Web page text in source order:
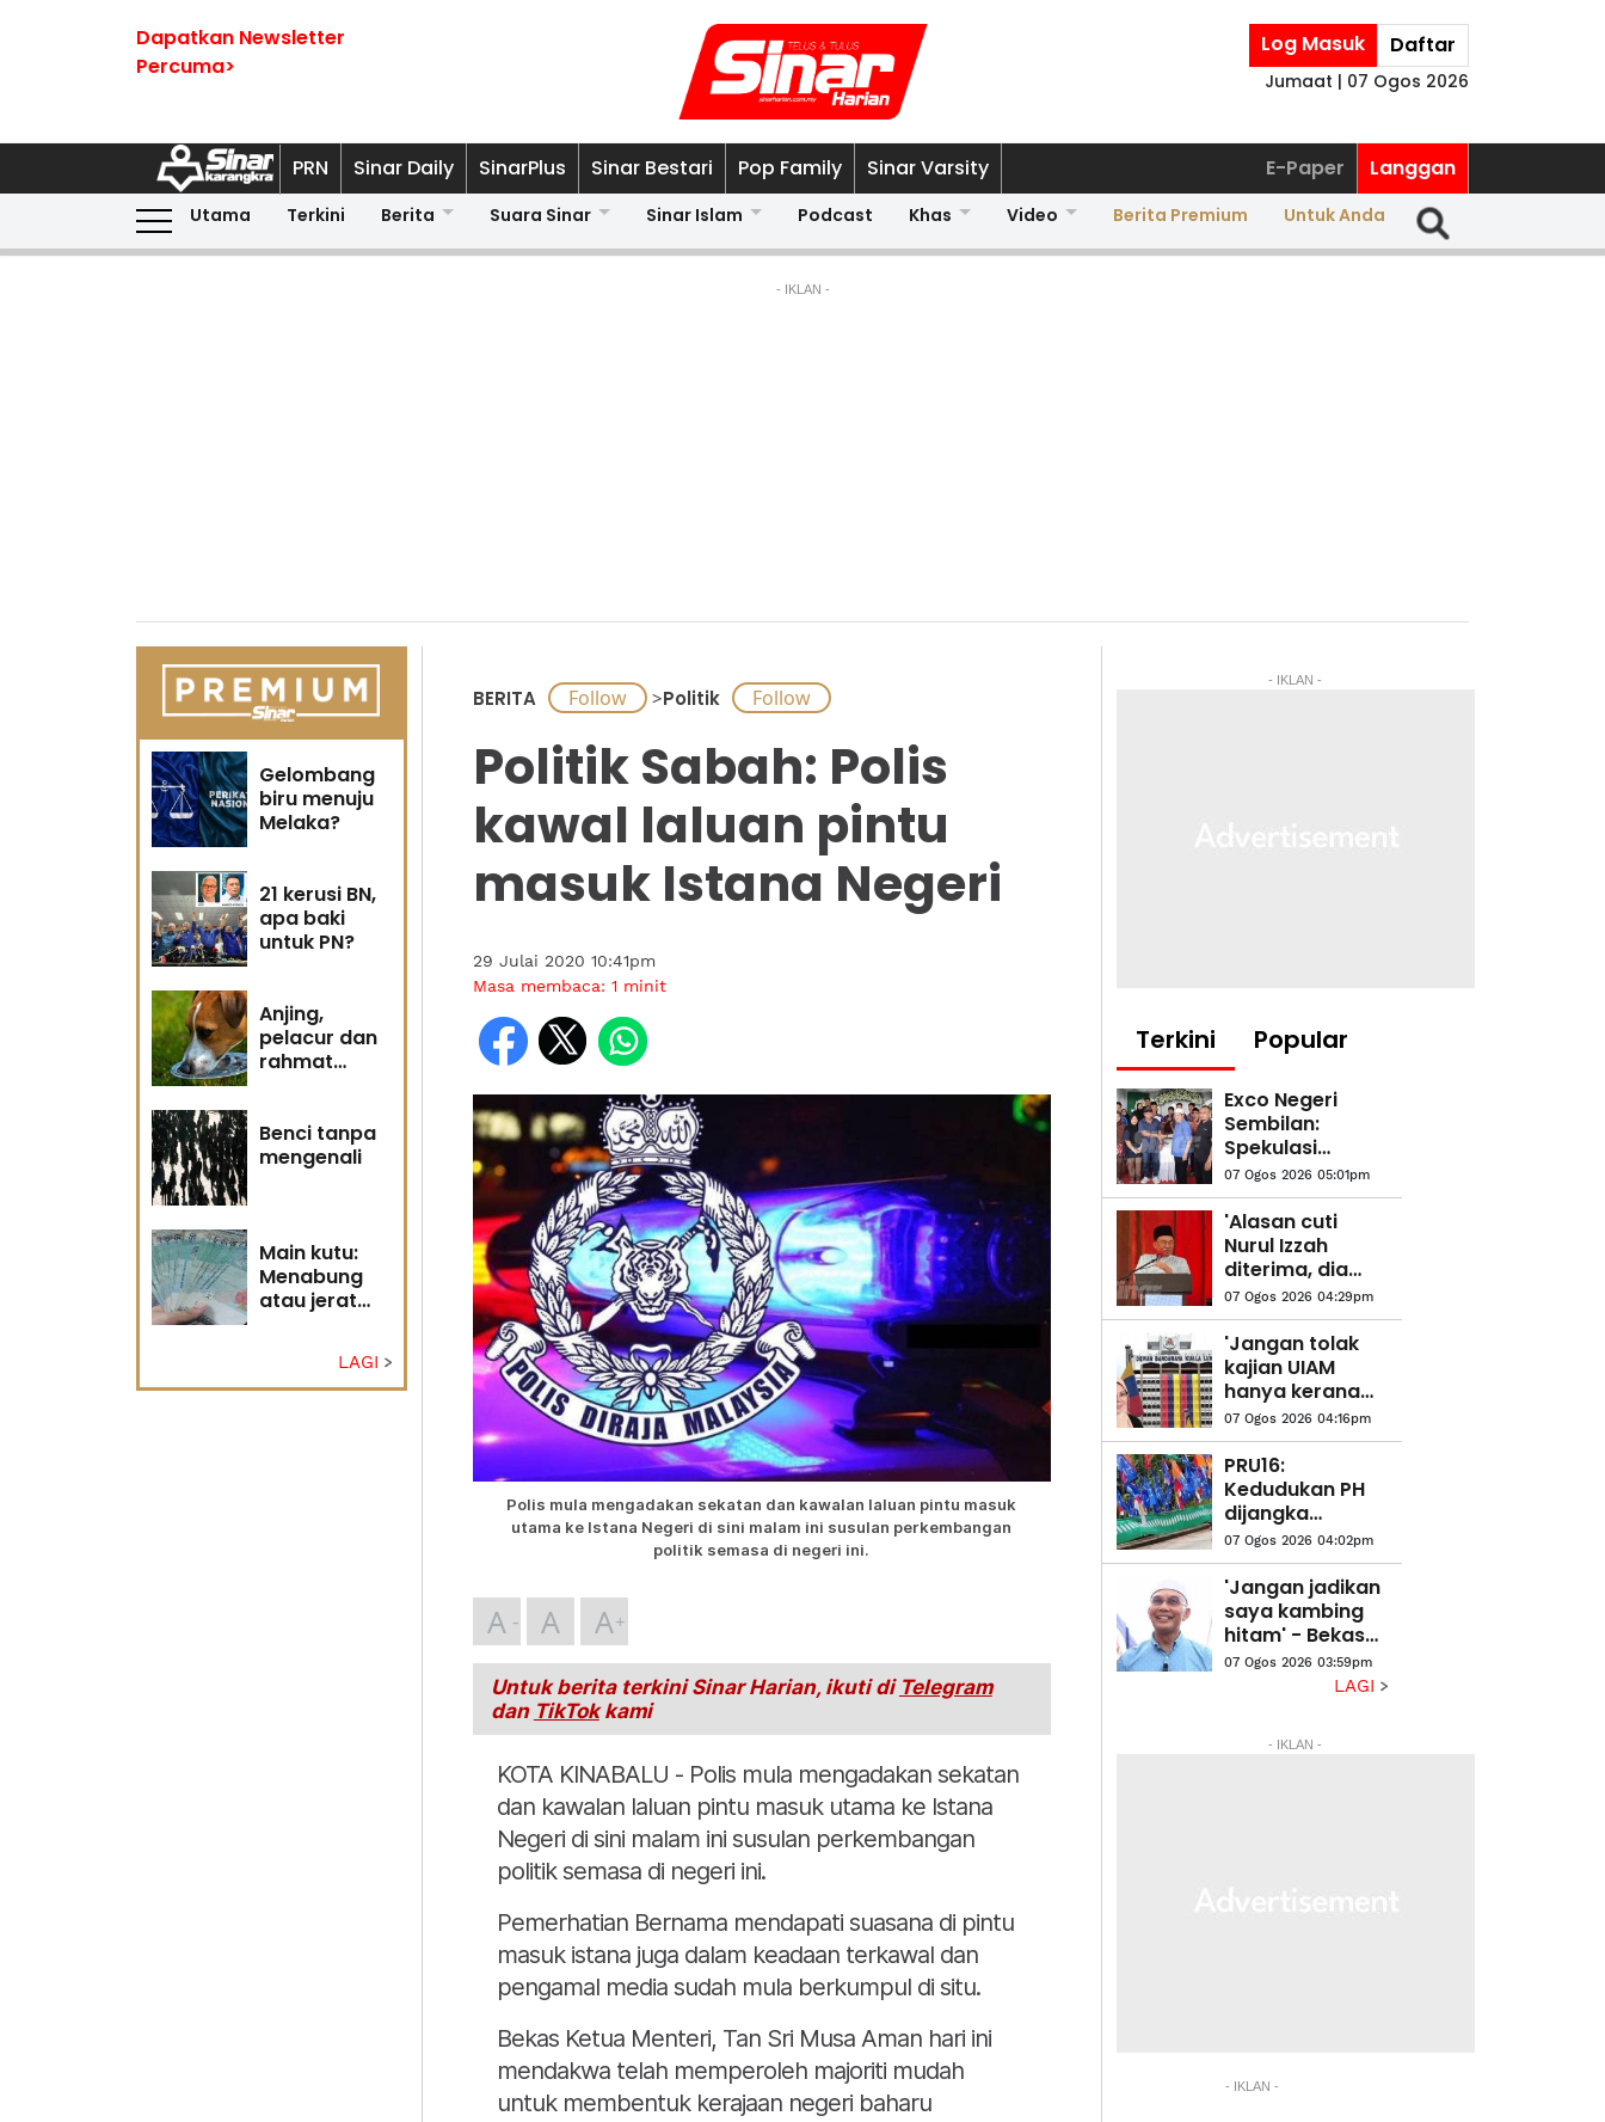
Dapatkan Newsletter
Percuma>
Log Masuk Daftar
Jumaat | 07 Ogos 2026
PRN Sinar Daily SinarPlus Sinar Bestari Pop Family Sinar Varsity E-Paper Langgan
Utama Terkini Berita Suara Sinar Sinar Islam Podcast Khas Video Berita Premium Untuk Anda
- IKLAN -
Gelombang
biru menuju
Melaka?
21 kerusi BN,
apa baki
untuk PN?
Anjing,
pelacur dan
rahmat
Benci tanpa
mengenali
Main kutu:
Menabung
atau jerat
LAGI
BERITA >Politik
Politik Sabah: Polis
kawal laluan pintu
masuk Istana Negeri
29 Julai 2020 10:41pm
Masa membaca: 1 minit
Polis mula mengadakan sekatan dan kawalan laluan pintu masuk
utama ke Istana Negeri di sini malam ini susulan perkembangan
politik semasa di negeri ini.
A A A
Untuk berita terkini Sinar Harian, ikuti di Telegram
dan TikTokkami
KOTA KINABALU - Polis mula mengadakan sekatan
dan kawalan laluan pintu masuk utama ke Istana
Negeri di sini malam ini susulan perkembangan
politik semasa di negeri ini.
Pemerhatian Bernama mendapati suasana di pintu
masuk istana juga dalam keadaan terkawal dan
pengamal media sudah mula berkumpul di situ.
Bekas Ketua Menteri, Tan Sri Musa Aman hari ini
mendakwa telah memperoleh majoriti mudah
untuk membentuk kerajaan negeri baharu
- IKLAN -
Terkini Popular
Exco Negeri
Sembilan:
Spekulasi
terjawab, tiada
wakil PH atau
Bersatu -
Ahmad Maslan
07 Ogos 2026 05:01pm
'Alasan cuti
Nurul Izzah
diterima, dia
masih aktif
dalam parti' -
Anwar
07 Ogos 2026 04:29pm
'Jangan tolak
kajian UIAM
hanya kerana
tidak selari
agenda politik' -
Bibi Sunita
07 Ogos 2026 04:16pm
PRU16:
Kedudukan PH
dijangka
mengukuh,
jajaran BN-PN
pula berliku -
Penganalisis
07 Ogos 2026 04:02pm
'Jangan jadikan
saya kambing
hitam' - Bekas
MB Perlis nafi
07 Ogos 2026 03:59pm
LAGI
- IKLAN -
- IKLAN -